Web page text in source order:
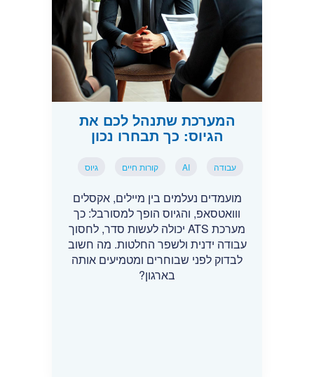
המערכת שתנהל לכם את
הגיוס: כך תבחרו נכון
עבודה AI קורות חיים גיוס
מועמדים נעלמים בין מיילים, אקסלים
ווואטסאפ, והגיוס הופך למסורבל: כך
מערכת ATS יכולה לעשות סדר, לחסוך
עבודה ידנית ולשפר החלטות. מה חשוב
לבדוק לפני שבוחרים ומטמיעים אותה
בארגון?